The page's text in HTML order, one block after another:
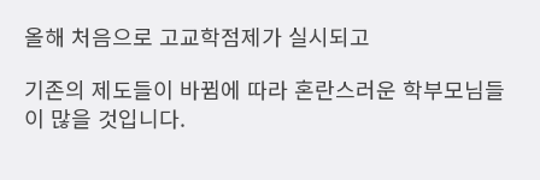
올해 처음으로 고교학점제가 실시되고
기존의 제도들이 바뀜에 따라 혼란스러운 학부모님들
이 많을 것입니다.